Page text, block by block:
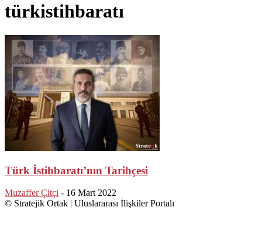
türkistihbaratı
Türk İstihbaratı’nın Tarihçesi
Muzaffer Çitçi - 16 Mart 2022
© Stratejik Ortak | Uluslararası İlişkiler Portalı